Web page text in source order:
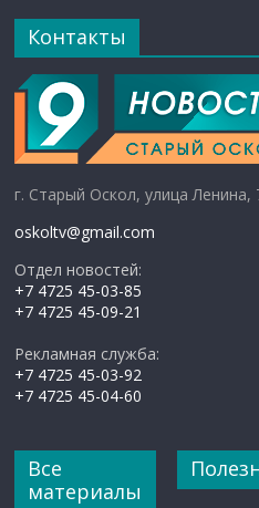
Контакты
г. Старый Оскол, улица Ленина,
oskoltv@gmail.com
Отдел новостей:
+7 4725 45-03-85
+7 4725 45-09-21
Рекламная служба:
+7 4725 45-03-92
+7 4725 45-04-60
Все
материалы